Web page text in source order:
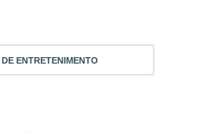
ENTRETENIMENTO